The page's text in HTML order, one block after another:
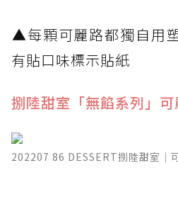
​▲每顆可麗路都獨自用
有貼口味標示貼紙
捌陸甜室「無餡系列」可
202207 86 DESSERT捌陸甜室｜